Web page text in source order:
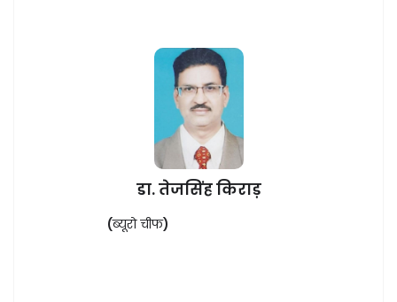
डा. तेजसिंह किराड़
(ब्यूरो चीफ)